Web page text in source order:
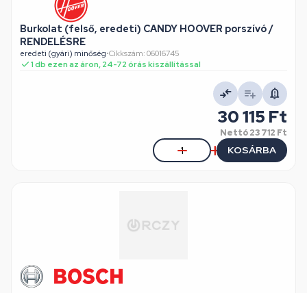
Burkolat (felső, eredeti) CANDY HOOVER porszívó /
RENDELÉSRE
eredeti (gyári) minőség•Cikkszám: 06016745
1 db ezen az áron, 24-72 órás kiszállítással
30 115 Ft
Nettó23 712 Ft
KOSÁRBA